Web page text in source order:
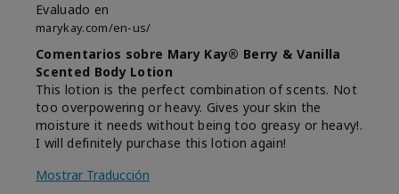
Evaluado en
marykay.com/en-us/
Comentarios sobre Mary Kay® Berry & Vanilla
Scented Body Lotion
This lotion is the perfect combination of scents. Not
too overpowering or heavy. Gives your skin the
moisture it needs without being too greasy or heavy!.
I will definitely purchase this lotion again!
Mostrar Traducción